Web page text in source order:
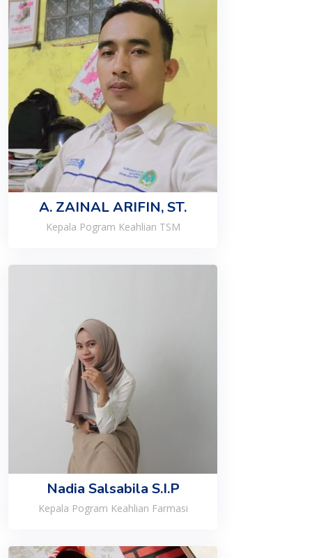
A. ZAINAL ARIFIN, ST.
Kepala Pogram Keahlian TSM
Nadia Salsabila S.I.P
Kepala Pogram Keahlian Farmasi